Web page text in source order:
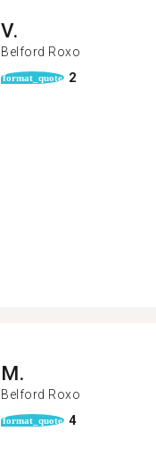
V.
Belford Roxo
format_quote 2
M.
Belford Roxo
format_quote 4